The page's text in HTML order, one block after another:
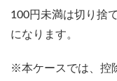
100円未満は切り捨
になります。
※本ケースでは、控